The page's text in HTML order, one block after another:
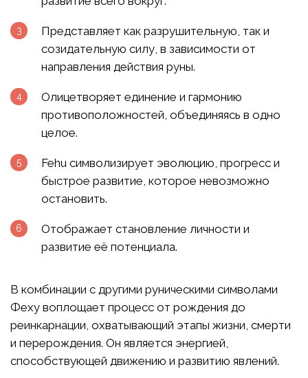
Представляет как разрушительную, так и
созидательную силу, в зависимости от
направления действия руны.
Олицетворяет единение и гармонию
противоположностей, объединяясь в одно
целое.
Fehu символизирует эволюцию, прогресс и
быстрое развитие, которое невозможно
остановить.
Отображает становление личности и
развитие её потенциала.
В комбинации с другими руническими символами
Феху воплощает процесс от рождения до
реинкарнации, охватывающий этапы жизни, смерти
и перерождения. Он является энергией,
способствующей движению и развитию явлений.